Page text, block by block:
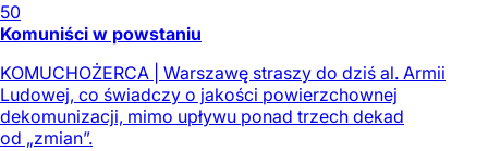
50
Komuniści w powstaniu
KOMUCHOŻERCA | Warszawę straszy do dziś al. Armii
Ludowej, co świadczy o jakości powierzchownej
dekomunizacji, mimo upływu ponad trzech dekad
od „zmian”.